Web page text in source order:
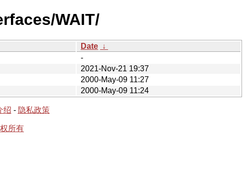
WAIT/
Date ↓
-
2021-Nov-21 19:37
2000-May-09 11:27
2000-May-09 11:24
绍 - 隐私政策
所有